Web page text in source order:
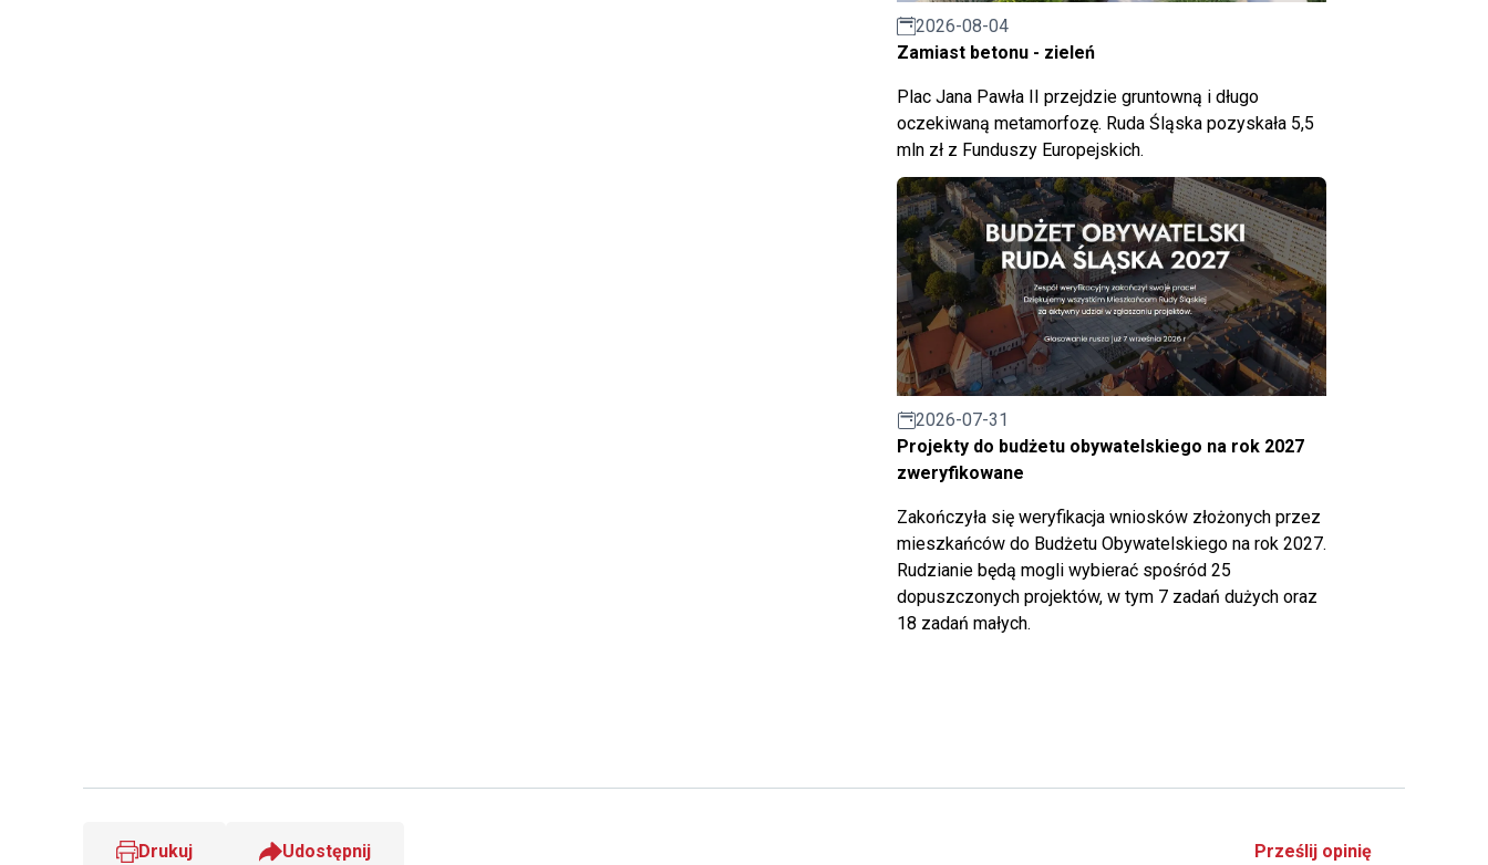
2026-08-04
Zamiast betonu - zieleń
Plac Jana Pawła II przejdzie gruntowną i długo
oczekiwaną metamorfozę. Ruda Śląska pozyskała 5,5
mln zł z Funduszy Europejskich.
2026-07-31
Projekty do budżetu obywatelskiego na rok 2027
zweryfikowane
Zakończyła się weryfikacja wniosków złożonych przez
mieszkańców do Budżetu Obywatelskiego na rok 2027.
Rudzianie będą mogli wybierać spośród 25
dopuszczonych projektów, w tym 7 zadań dużych oraz
18 zadań małych.
Drukuj Udostępnij Prześlij opinię